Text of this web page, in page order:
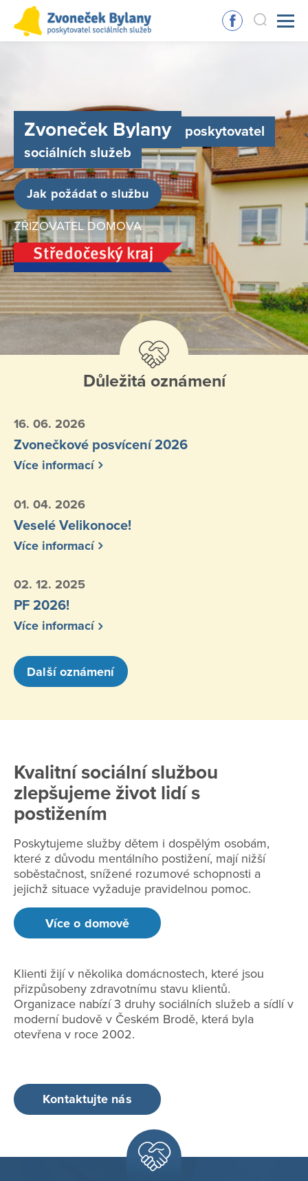
Zvoneček Bylany
poskytovatel
sociálních služeb
Jak požádat o službu
ZŘIZOVATEL DOMOVA
Důležitá oznámení
16. 06. 2026
Zvonečkové posvícení 2026
Více informací
01. 04. 2026
Veselé Velikonoce!
Více informací
02. 12. 2025
PF 2026!
Více informací
Další oznámení
Kvalitní sociální službou
zlepšujeme život lidí s
postižením
Poskytujeme služby dětem i dospělým osobám,
které z důvodu mentálního postižení, mají nižší
soběstačnost, snížené rozumové schopnosti a
jejichž situace vyžaduje pravidelnou pomoc.
Více o domově
Klienti žijí v několika domácnostech, které jsou
přizpůsobeny zdravotnímu stavu klientů.
Organizace nabízí 3 druhy sociálních služeb a sídlí v
moderní budově v Českém Brodě, která byla
otevřena v roce 2002.
Kontaktujte nás